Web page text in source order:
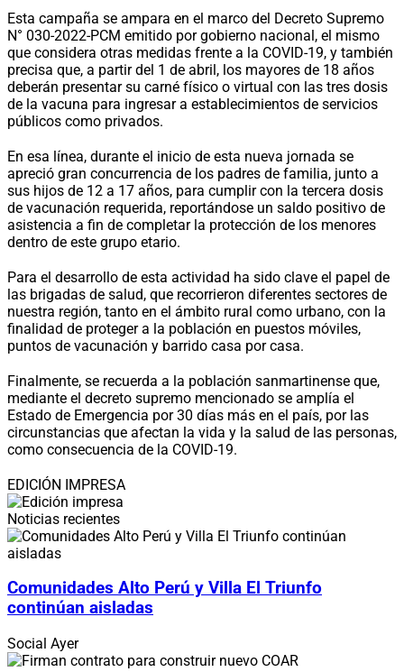
Esta campaña se ampara en el marco del Decreto Supremo
N° 030-2022-PCM emitido por gobierno nacional, el mismo
que considera otras medidas frente a la COVID-19, y también
precisa que, a partir del 1 de abril, los mayores de 18 años
deberán presentar su carné físico o virtual con las tres dosis
de la vacuna para ingresar a establecimientos de servicios
públicos como privados.
En esa línea, durante el inicio de esta nueva jornada se
apreció gran concurrencia de los padres de familia, junto a
sus hijos de 12 a 17 años, para cumplir con la tercera dosis
de vacunación requerida, reportándose un saldo positivo de
asistencia a fin de completar la protección de los menores
dentro de este grupo etario.
Para el desarrollo de esta actividad ha sido clave el papel de
las brigadas de salud, que recorrieron diferentes sectores de
nuestra región, tanto en el ámbito rural como urbano, con la
finalidad de proteger a la población en puestos móviles,
puntos de vacunación y barrido casa por casa.
Finalmente, se recuerda a la población sanmartinense que,
mediante el decreto supremo mencionado se amplía el
Estado de Emergencia por 30 días más en el país, por las
circunstancias que afectan la vida y la salud de las personas,
como consecuencia de la COVID-19.
EDICIÓN IMPRESA
Noticias recientes
Comunidades Alto Perú y Villa El Triunfo
continúan aisladas
Social Ayer